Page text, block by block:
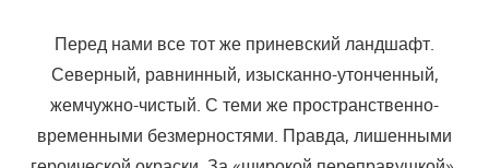
Перед нами все тот же приневский ландшафт.
Северный, равнинный, изысканно-утонченный,
жемчужно-чистый. С теми же пространственно-
временными безмерностями. Правда, лишенными